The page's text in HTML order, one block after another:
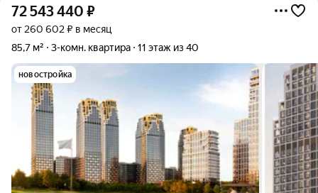
72 543 440 ₽
от 260 602 ₽ в месяц
85,7 м²
3-комн. квартира 11 этаж из 40
новостройка